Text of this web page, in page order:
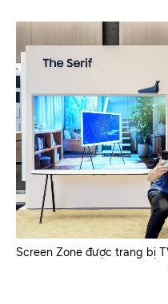
Screen Zone được trang bị